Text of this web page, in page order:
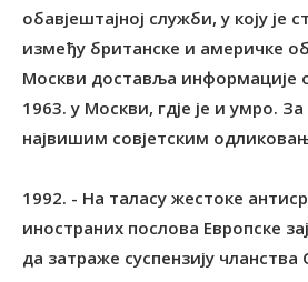
обавјештајној служби, у коју
између британске и америчке
Москви доставља информације
1963. у Москви, гдје је и умро.
највишим совјетским
1992. - На таласу жестоке
иностраних послова Европске
да затраже суспензију чланства